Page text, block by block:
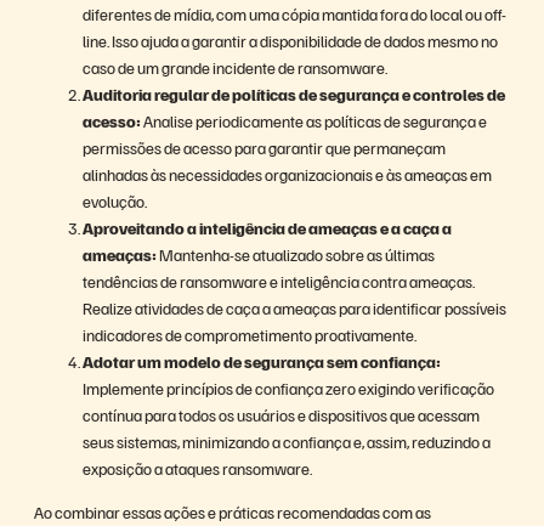
diferentes de mídia, com uma cópia mantida fora do local ou off-
line. Isso ajuda a garantir a disponibilidade de dados mesmo no
caso de um grande incidente de ransomware.
Auditoria regular de políticas de segurança e controles de
acesso:Analise periodicamente as políticas de segurança e
permissões de acesso para garantir que permaneçam
alinhadas às necessidades organizacionais e às ameaças em
evolução.
Aproveitando a inteligência de ameaças e a caça a
ameaças:Mantenha-se atualizado sobre as últimas
tendências de ransomware e inteligência contra ameaças.
Realize atividades de caça a ameaças para identificar possíveis
indicadores de comprometimento proativamente.
Adotar um modelo de segurança sem confiança:
Implemente princípios de confiança zero exigindo verificação
contínua para todos os usuários e dispositivos que acessam
seus sistemas, minimizando a confiança e, assim, reduzindo a
exposição a ataques ransomware.
Ao combinar essas ações e práticas recomendadas com as